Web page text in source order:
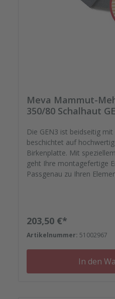
Meva Mammut-
350/80 Schalhaut
Die GEN3 ist beidseitig
beschichtet auf
Birkenplatte. Mit speziellem Schutzlack versiegelt
geht Ihre montagefertige
Passgenau zu Ihren
Kunststoffeinsätzen bis zu
Regulärer Preis:
203,50 €*
Artikelnummer: 51002967
In den